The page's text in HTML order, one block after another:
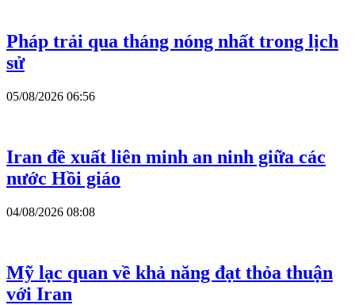
Pháp trải qua tháng nóng nhất trong lịch
sử
05/08/2026 06:56
Iran đề xuất liên minh an ninh giữa các
nước Hồi giáo
04/08/2026 08:08
Mỹ lạc quan về khả năng đạt thỏa thuận
với Iran